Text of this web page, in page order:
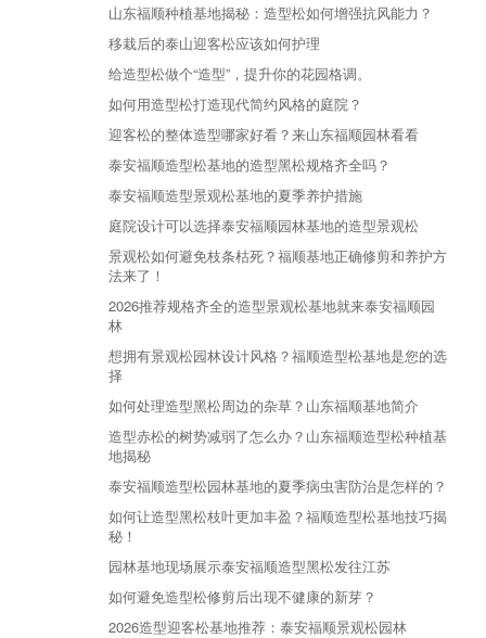
山东福顺种植基地揭秘：造型松如何增强抗风能力？
移栽后的泰山迎客松应该如何护理
给造型松做个“造型”，提升你的花园格调。
如何用造型松打造现代简约风格的庭院？
迎客松的整体造型哪家好看？来山东福顺园林看看
泰安福顺造型松基地的造型黑松规格齐全吗？
泰安福顺造型景观松基地的夏季养护措施
庭院设计可以选择泰安福顺园林基地的造型景观松
景观松如何避免枝条枯死？福顺基地正确修剪和养护方
法来了！
2026推荐规格齐全的造型景观松基地就来泰安福顺园
林
想拥有景观松园林设计风格？福顺造型松基地是您的选
择
如何处理造型黑松周边的杂草？山东福顺基地简介
造型赤松的树势减弱了怎么办？山东福顺造型松种植基
地揭秘
泰安福顺造型松园林基地的夏季病虫害防治是怎样的？
如何让造型黑松枝叶更加丰盈？福顺造型松基地技巧揭
秘！
园林基地现场展示泰安福顺造型黑松发往江苏
如何避免造型松修剪后出现不健康的新芽？
2026造型迎客松基地推荐：泰安福顺景观松园林